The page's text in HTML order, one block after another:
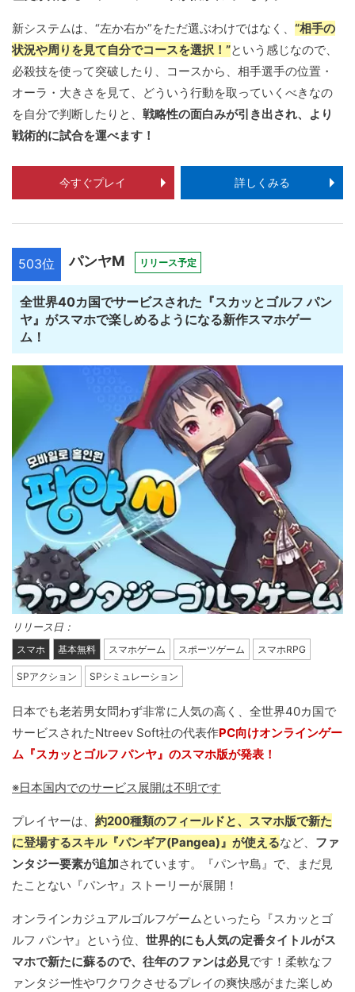
新システムは、“左か右か”をただ選ぶわけではなく、 “相手の
状況や周りを見て自分でコースを選択！”という感じなので、
必殺技を使って突破したり、コースから、相手選手の位置・
オーラ・大きさを見て、どういう行動を取っていくべきなの
を自分で判断したりと、 戦略性の面白みが引き出され、より
戦術的に試合を運べます！
今すぐプレイ 詳しくみる
503位 パンヤM リリース予定
全世界40カ国でサービスされた『スカッとゴルフ パン
ヤ』がスマホで楽しめるようになる新作スマホゲー
ム！
リリース日：
スマホ 基本無料 スマホゲーム スポーツゲーム スマホRPG
SPアクション SPシミュレーション
日本でも老若男女問わず非常に人気の高く、全世界40カ国で
サービスされたNtreev Soft社の代表作PC向けオンラインゲー
ム『スカッとゴルフ パンヤ』のスマホ版が発表！
※日本国内でのサービス展開は不明です
プレイヤーは、 約200種類のフィールドと、スマホ版で新た
に登場するスキル『パンギア(Pangea)』が使えるなど、 ファ
ンタジー要素が追加されています。『パンヤ島』で、まだ見
たことない『パンヤ』ストーリーが展開！
オンラインカジュアルゴルフゲームといったら『スカッとゴ
ルフ パンヤ』という位、 世界的にも人気の定番タイトルがス
マホで新たに蘇るので、往年のファンは必見です！柔軟なフ
ァンタジー性やワクワクさせるプレイの爽快感がまた楽しめ